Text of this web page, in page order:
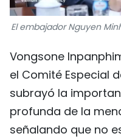
El embajador Nguyen
Vongsone
el Comité Especial
subrayó la
profunda de la
señalando que no